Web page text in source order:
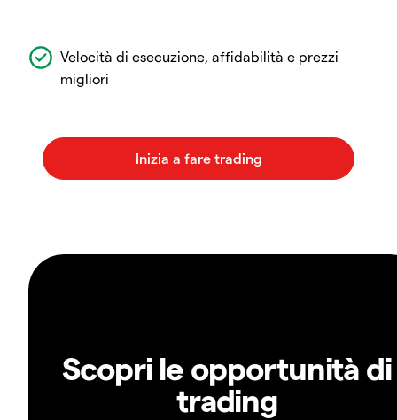
Velocità di esecuzione, affidabilità e prezzi
migliori
Scopri le opportunità di
trading